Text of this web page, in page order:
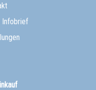
Infobrief